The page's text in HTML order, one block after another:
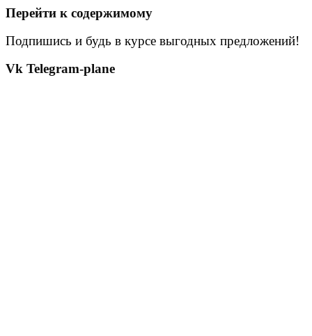
Перейти к содержимому
Подпишись и будь в курсе выгодных предложений!
Vk Telegram-plane